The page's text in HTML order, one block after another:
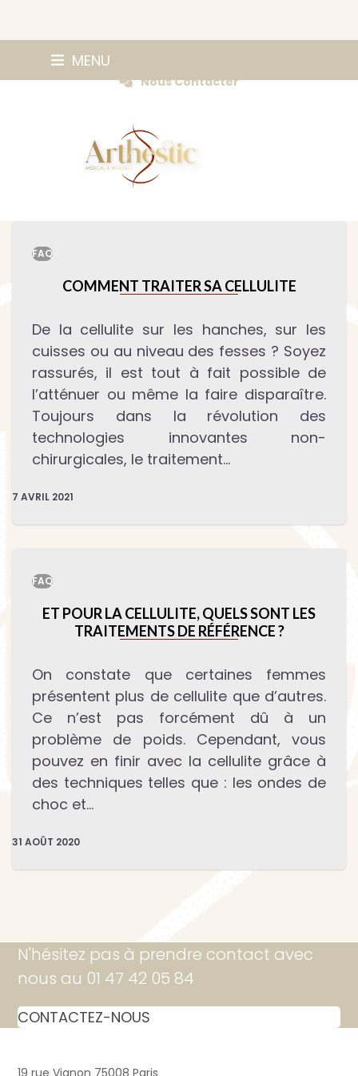
MENU
Nous Contacter
FAQ
COMMENT TRAITER SA CELLULITE
De la cellulite sur les hanches, sur les
cuisses ou au niveau des fesses ? Soyez
rassurés, il est tout à fait possible de
l’atténuer ou même la faire disparaître.
Toujours dans la révolution des
technologies innovantes non-
chirurgicales, le traitement…
7 AVRIL 2021
FAQ
ET POUR LA CELLULITE, QUELS SONT LES
TRAITEMENTS DE RÉFÉRENCE ?
On constate que certaines femmes
présentent plus de cellulite que d’autres.
Ce n’est pas forcément dû à un
problème de poids. Cependant, vous
pouvez en finir avec la cellulite grâce à
des techniques telles que : les ondes de
choc et…
31 AOÛT 2020
N'hésitez pas à prendre contact avec
nous au 01 47 42 05 84
CONTACTEZ-NOUS
19 rue Vignon 75008 Paris